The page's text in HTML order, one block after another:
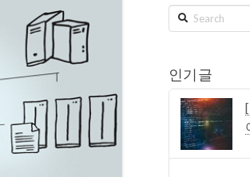
Search
인기 글